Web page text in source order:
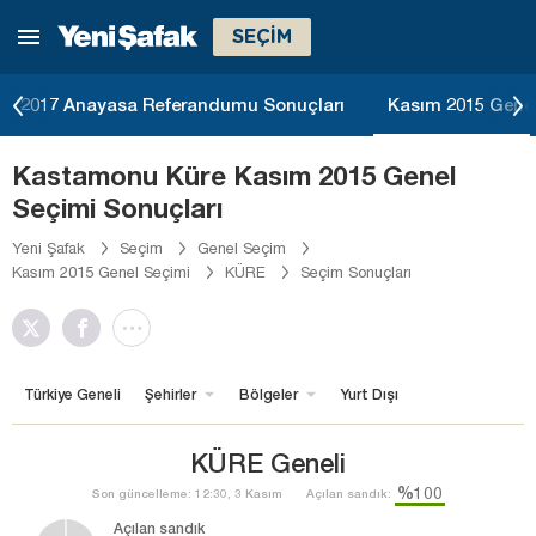
SEÇİM
2017 Anayasa Referandumu Sonuçları Kasım 2015
Kastamonu Küre Kasım 2015 Genel
Seçimi Sonuçları
Yeni Şafak Seçim
Genel Seçim
Kasım 2015 Genel Seçimi
KÜRE Seçim Sonuçları
Türkiye Geneli Şehirler Bölgeler Yurt Dışı
KÜRE Geneli
Son güncelleme: 12:30, 3 Kasım Açılan sandık: %100
Açılan sandık